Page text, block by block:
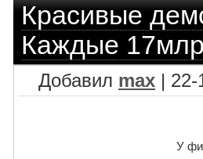
Красивые
Каждые
Добавил max |
У